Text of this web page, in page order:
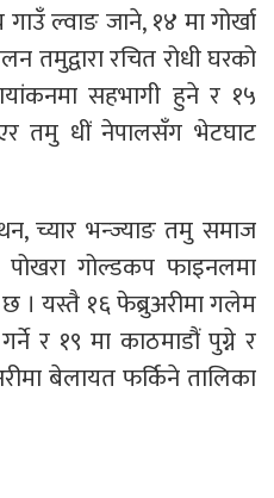
ल्वाङ जाने, १४ मा गोर्खा
तमुद्वारा रचित रोधी घरको
सहभागी हुने र १५
तमु धीं नेपालसँग भेटघाट
च्यार भन्ज्याङ तमु समाज
पोखरा गोल्डकप फाइनलमा
। यस्तै १६ फेब्रुअरीमा गलेम
र १९ मा काठमाडौं पुग्ने र
बेलायत फर्किने तालिका